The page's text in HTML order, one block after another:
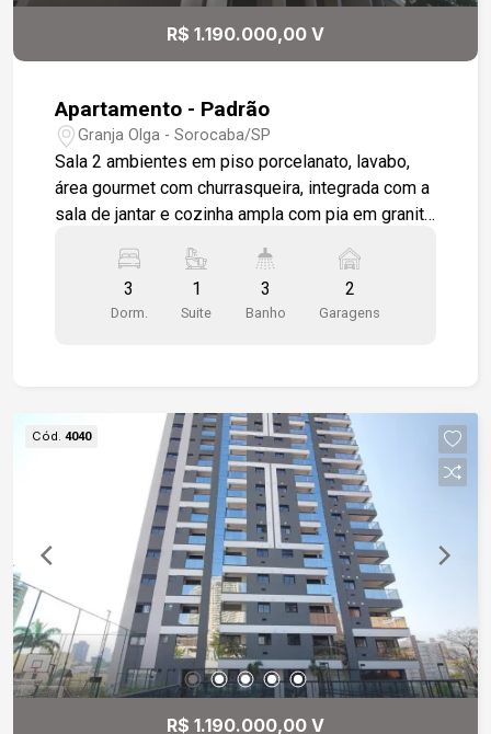
R$ 1.190.000,00 V
Apartamento - Padrão
Granja Olga - Sorocaba/SP
Sala 2 ambientes em piso porcelanato, lavabo,
área gourmet com churrasqueira, integrada com a
sala de jantar e cozinha ampla com pia em granito
aparelhos de ar condicionados, 3 dormitórios 1
sendo suíte, wc social, dormitórios em piso
vinílico, instalação pronta para ar condicionado na
3
Dorm.
1
Suite
3
Banho
2
Garagens
Cód. 4040
R$ 1.190.000,00 V